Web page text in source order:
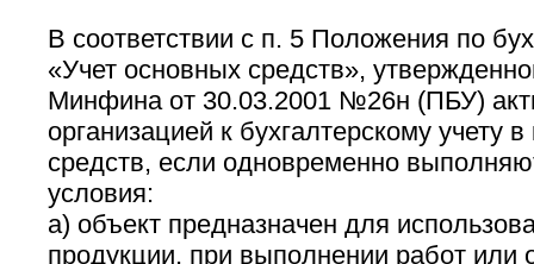
В соответствии с п. 5 Положения по
«Учет основных средств»,
Минфина от 30.03.2001 №26н (ПБУ)
организацией к бухгалтерскому учету
средств, если одновременно
условия:
а) объект предназначен для
продукции, при выполнении работ или